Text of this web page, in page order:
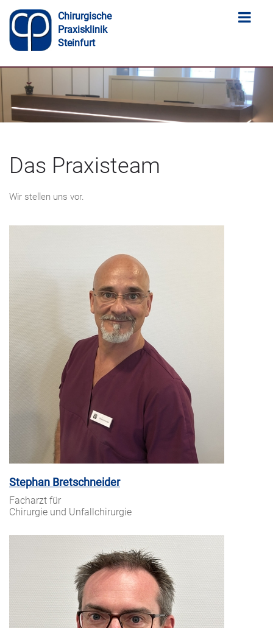
Chirurgische
Praxisklinik
Steinfurt
Das Praxisteam
Wir stellen uns vor.
Stephan Bretschneider
Facharzt für
Chirurgie und Unfallchirurgie